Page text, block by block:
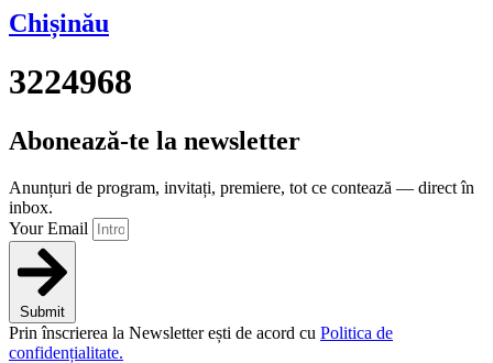
Chișinău
3224968
Abonează-te la newsletter
Anunțuri de program, invitați, premiere, tot ce contează — direct în
inbox.
Your Email
Submit
Prin înscrierea la Newsletter ești de acord cu Politica de
confidențialitate.